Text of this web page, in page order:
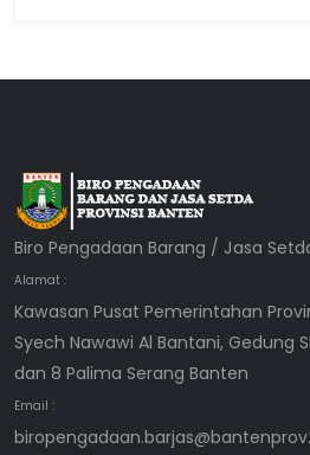
Biro Pengadaan Barang / Jasa
Alamat :
Kawasan Pusat Pemerintahan
Syech Nawawi Al Bantani, Gedung
dan 8 Palima Serang Banten
Email :